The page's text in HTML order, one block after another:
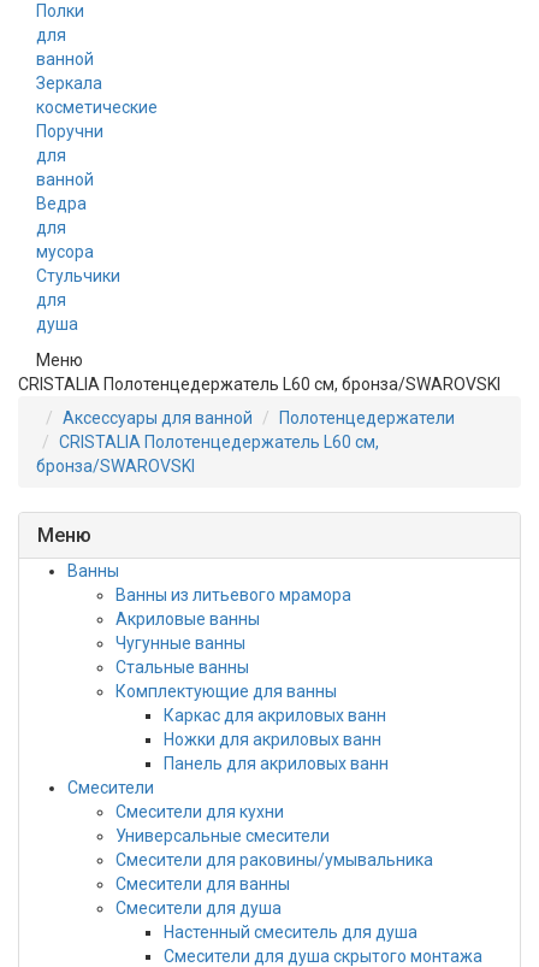
Полки
для
ванной
Зеркала
косметические
Поручни
для
ванной
Ведра
для
мусора
Стульчики
для
душа
Меню
CRISTALIA Полотенцедержатель L60 см, бронза/SWAROVSKI
Аксессуары для ванной
Полотенцедержатели
CRISTALIA Полотенцедержатель L60 см,
бронза/SWAROVSKI
Меню
Ванны
Ванны из литьевого мрамора
Акриловые ванны
Чугунные ванны
Стальные ванны
Комплектующие для ванны
Каркас для акриловых ванн
Ножки для акриловых ванн
Панель для акриловых ванн
Смесители
Смесители для кухни
Универсальные смесители
Смесители для раковины/умывальника
Смесители для ванны
Смесители для душа
Настенный смеситель для душа
Смесители для душа скрытого монтажа